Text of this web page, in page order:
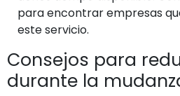
para encontrar empresas
este servicio.
Consejos para
durante la